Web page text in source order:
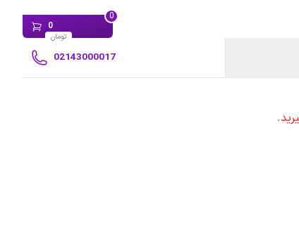
0
0
تومان
02143000017